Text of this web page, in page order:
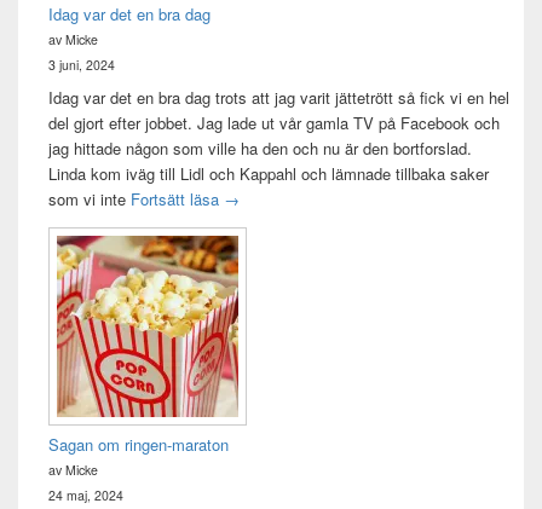
Idag var det en bra dag
av Micke
3 juni, 2024
Idag var det en bra dag trots att jag varit jättetrött så fick vi en hel
del gjort efter jobbet. Jag lade ut vår gamla TV på Facebook och
jag hittade någon som ville ha den och nu är den bortforslad.
Linda kom iväg till Lidl och Kappahl och lämnade tillbaka saker
som vi inte Fortsätt läsa Idag var det en bra dag
→
Sagan om ringen-maraton
av Micke
24 maj, 2024